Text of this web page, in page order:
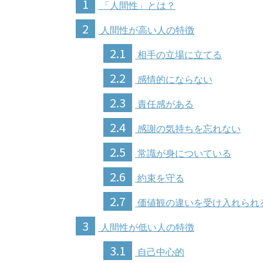
1 「人間性」とは？
2 人間性が高い人の特徴
2.1 相手の立場に立てる
2.2 感情的にならない
2.3 責任感がある
2.4 感謝の気持ちを忘れない
2.5 常識が身についている
2.6 約束を守る
2.7 価値観の違いを受け入れられ
3 人間性が低い人の特徴
3.1 自己中心的